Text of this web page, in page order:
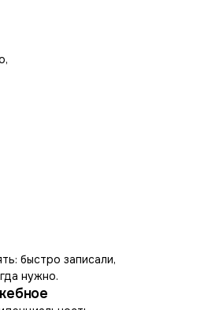
быстро записали,
нужно.